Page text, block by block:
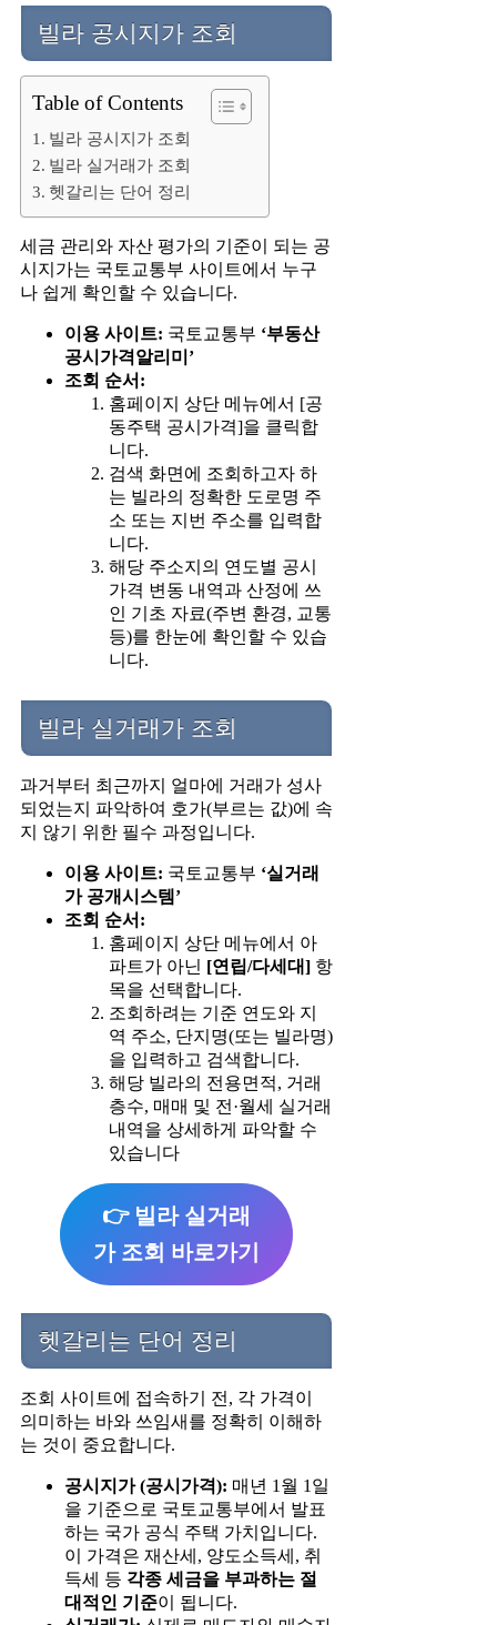
빌라 공시지가 조회
Table of Contents
빌라 공시지가 조회
빌라 실거래가 조회
헷갈리는 단어 정리
세금 관리와 자산 평가의 기준이 되는 공
시지가는 국토교통부 사이트에서 누구
나 쉽게 확인할 수 있습니다.
이용 사이트: 국토교통부 ‘부동산
공시가격알리미’
조회 순서:
홈페이지 상단 메뉴에서 [공
동주택 공시가격]을 클릭합
니다.
검색 화면에 조회하고자 하
는 빌라의 정확한 도로명 주
소 또는 지번 주소를 입력합
니다.
해당 주소지의 연도별 공시
가격 변동 내역과 산정에 쓰
인 기초 자료(주변 환경, 교통
등)를 한눈에 확인할 수 있습
니다.
빌라 실거래가 조회
과거부터 최근까지 얼마에 거래가 성사
되었는지 파악하여 호가(부르는 값)에 속
지 않기 위한 필수 과정입니다.
이용 사이트: 국토교통부 ‘실거래
가 공개시스템’
조회 순서:
홈페이지 상단 메뉴에서 아
파트가 아닌 [연립/다세대] 항
목을 선택합니다.
조회하려는 기준 연도와 지
역 주소, 단지명(또는 빌라명)
을 입력하고 검색합니다.
해당 빌라의 전용면적, 거래
층수, 매매 및 전·월세 실거래
내역을 상세하게 파악할 수
있습니다
👉 빌라 실거래
가 조회 바로가기
헷갈리는 단어 정리
조회 사이트에 접속하기 전, 각 가격이
의미하는 바와 쓰임새를 정확히 이해하
는 것이 중요합니다.
공시지가 (공시가격): 매년 1월 1일
을 기준으로 국토교통부에서 발표
하는 국가 공식 주택 가치입니다.
이 가격은 재산세, 양도소득세, 취
득세 등 각종 세금을 부과하는 절
대적인 기준이 됩니다.